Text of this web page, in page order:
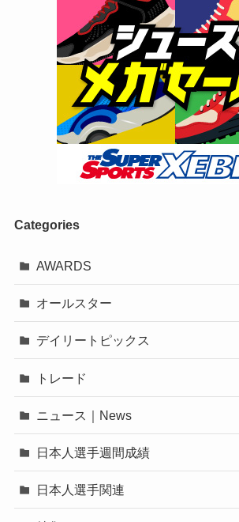
Categories
AWARDS
オールスター
デイリートピックス
トレード
ニュース｜News
日本人選手週間成績
日本人選手関連